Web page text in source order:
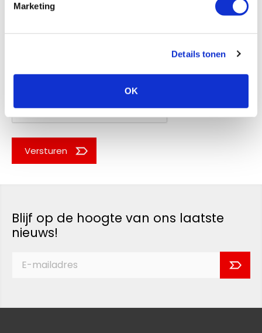
Marketing
Details tonen
OK
Versturen
Blijf op de hoogte van ons laatste
nieuws!